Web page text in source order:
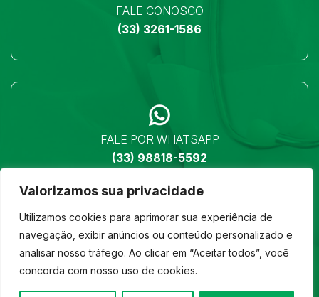
Valorizamos sua privacidade
Utilizamos cookies para aprimorar sua experiência de
navegação, exibir anúncios ou conteúdo personalizado e
analisar nosso tráfego. Ao clicar em “Aceitar todos”, você
concorda com nosso uso de cookies.
FALE CONOSCO
(33) 3261-1586
FALE POR WHATSAPP
(33) 98818-5592
LOCALIZAÇÃO